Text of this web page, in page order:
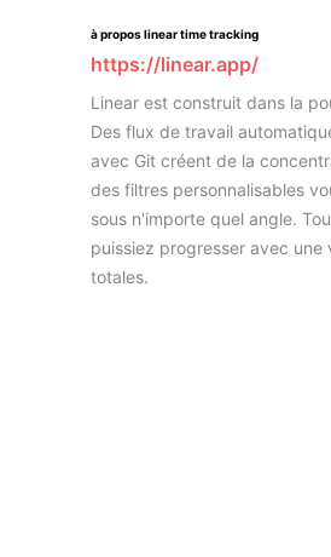
à propos linear time tracking
https://linear.app/
Linear est construit dans la
Des flux de travail
avec Git créent de la
des filtres personnalisables
sous n'importe quel angle.
puissiez progresser avec
totales.